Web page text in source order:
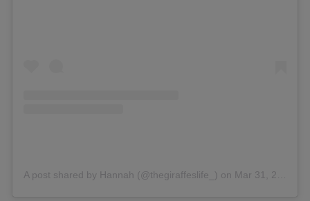
A post shared by Hannah (@thegiraffeslife_) on Mar 31, 2020 at 11:33pm PDT